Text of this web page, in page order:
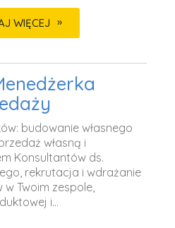
WIĘCEJ
budowanie własnego
własną i
Konsultantów ds.
rekrutacja i wdrażanie
Twoim zespole,
i...